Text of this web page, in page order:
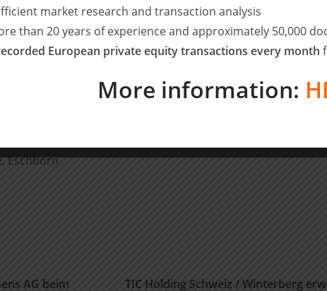
– Gesamtprojektleitung
Eschborn
Eschborn
AG beim
TIC Holding Schweiz / Winterberg
market research and transaction analysis
than 20 years of experience and approximately 50,000
European private equity transactions every month
More information: